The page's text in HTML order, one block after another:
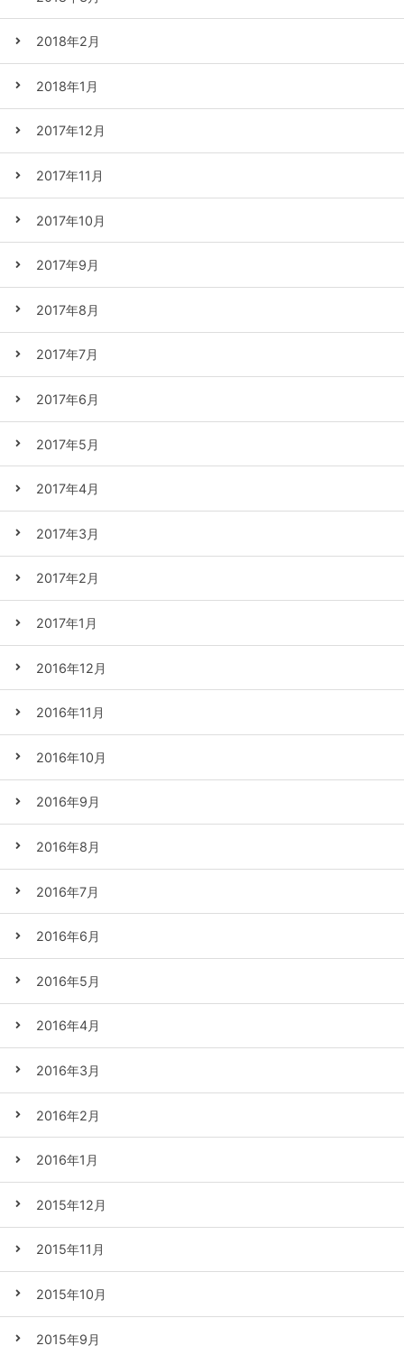
2018年2月
2018年1月
2017年12月
2017年11月
2017年10月
2017年9月
2017年8月
2017年7月
2017年6月
2017年5月
2017年4月
2017年3月
2017年2月
2017年1月
2016年12月
2016年11月
2016年10月
2016年9月
2016年8月
2016年7月
2016年6月
2016年5月
2016年4月
2016年3月
2016年2月
2016年1月
2015年12月
2015年11月
2015年10月
2015年9月